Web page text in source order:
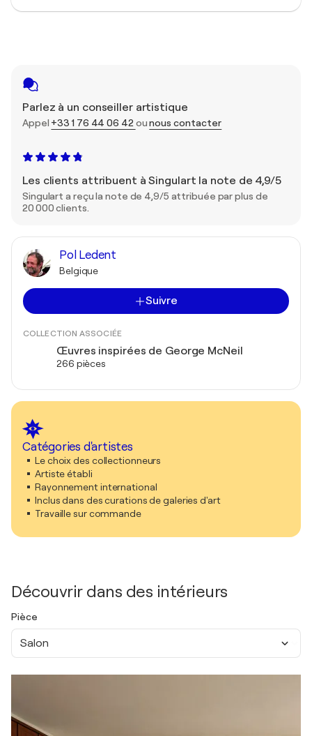
Parlez à un conseiller artistique
Appel +33 1 76 44 06 42 ounous contacter
Les clients attribuent à Singulart la note de 4,9/5
Singulart a reçu la note de 4,9/5 attribuée par plus de
20 000 clients.
Pol Ledent
Belgique
Suivre
COLLECTION ASSOCIÉE
Œuvres inspirées de George McNeil
266 pièces
Catégories d'artistes
Le choix des collectionneurs
Artiste établi
Rayonnement international
Inclus dans des curations de galeries d'art
Travaille sur commande
Découvrir dans des intérieurs
Pièce
Salon